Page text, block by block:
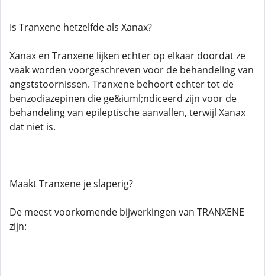
Is Tranxene hetzelfde als Xanax?
Xanax en Tranxene lijken echter op elkaar doordat ze
vaak worden voorgeschreven voor de behandeling van
angststoornissen. Tranxene behoort echter tot de
benzodiazepinen die ge&iuml;ndiceerd zijn voor de
behandeling van epileptische aanvallen, terwijl Xanax
dat niet is.
Maakt Tranxene je slaperig?
De meest voorkomende bijwerkingen van TRANXENE
zijn: